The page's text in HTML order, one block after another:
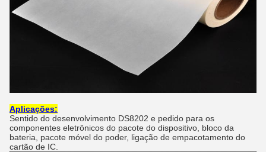
Aplicações:
Sentido do desenvolvimento DS8202 e pedido para os
componentes eletrônicos do pacote do dispositivo, bloco da
bateria, pacote móvel do poder, ligação de empacotamento do
cartão de IC.